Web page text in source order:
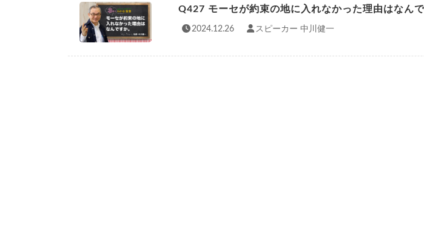
Q427 モーセが約束の地に入れなかった理由はなんで
2024.12.26 スピーカー 中川健一